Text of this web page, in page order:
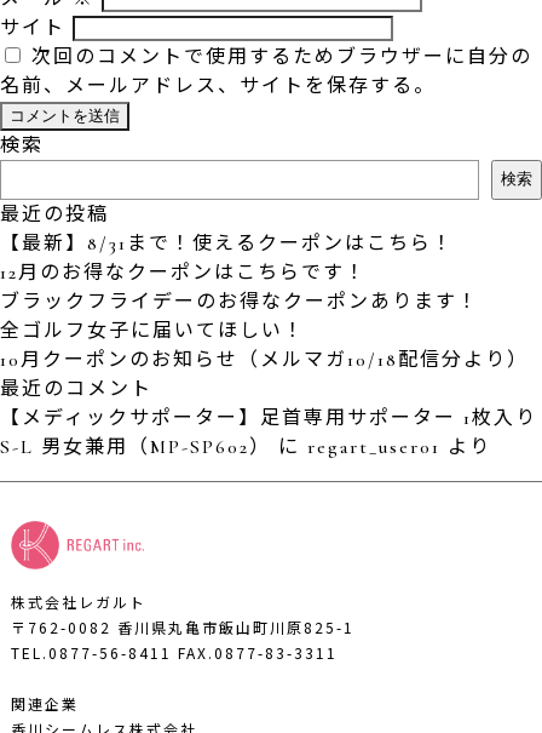
サイト
次回のコメントで使用するためブラウザーに自分の
名前、メールアドレス、サイトを保存する。
検索
検索
最近の投稿
【最新】8/31まで！使えるクーポンはこちら！
12月のお得なクーポンはこちらです！
ブラックフライデーのお得なクーポンあります！
全ゴルフ女子に届いてほしい！
10月クーポンのお知らせ（メルマガ10/18配信分より）
最近のコメント
【メディックサポーター】足首専用サポーター 1枚入り
S-L 男女兼用（MP-SP602）
に regart_user01 より
株式会社レガルト
〒762-0082 香川県丸亀市飯山町川原825-1
TEL.0877-56-8411 FAX.0877-83-3311
関連企業
香川シームレス株式会社